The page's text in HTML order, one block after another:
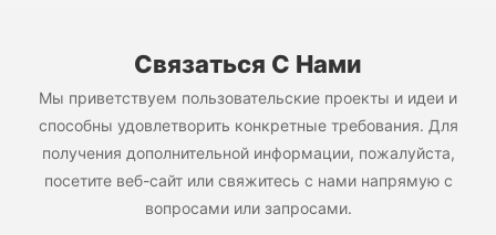
Связаться С Нами
Мы приветствуем пользовательские проекты и идеи и
способны удовлетворить конкретные требования. Для
получения дополнительной информации, пожалуйста,
посетите веб-сайт или свяжитесь с нами напрямую с
вопросами или запросами.